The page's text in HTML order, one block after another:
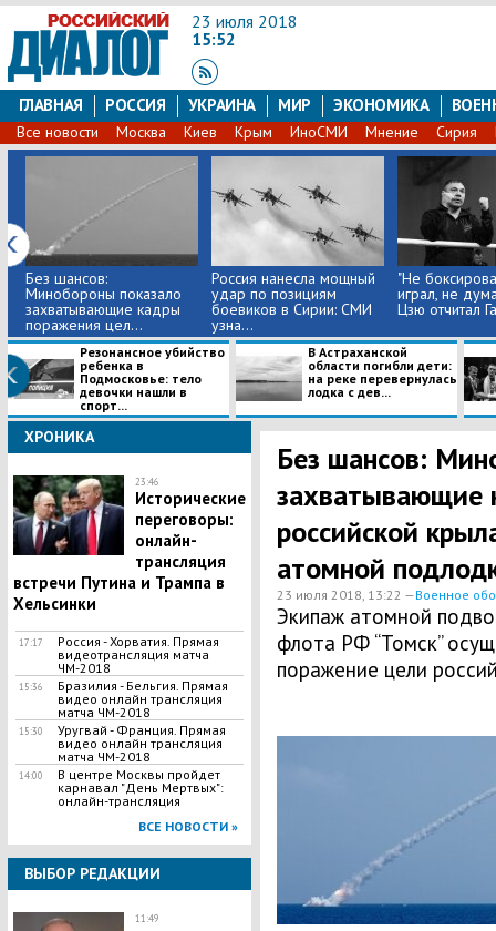
23 июля 2018
15:52
ГЛАВНАЯ РОССИЯ УКРАИНА МИР ЭКОНОМИКА
Все новости Москва Киев Крым ИноСМИ Мнение Сирия
Без шансов:
Минобороны показало
захватывающие кадры
поражения цел...
Россия нанесла мощный
удар по позициям
боевиков в Сирии: СМИ
узна...
"Не
играл, не
Цзю отчитал
Резонансное убийство
ребенка в
Подмосковье: тело
девочки нашли в
спорт...
В Астраханской
области погибли дети:
на реке перевернулась
лодка с дев...
ХРОНИКА
23:46
Исторические
переговоры:
онлайн-
трансляция
встречи Путина и Трампа в
Хельсинки
17:17
Россия - Хорватия. Прямая
видеотрансляция матча
ЧМ-2018
15:36
Бразилия - Бельгия. Прямая
видео онлайн трансляция
матча ЧМ-2018
15:30
Уругвай - Франция. Прямая
видео онлайн трансляция
матча ЧМ-2018
14:00
В центре Москвы пройдет
карнавал "День Мертвых":
онлайн-трансляция
ВСЕ НОВОСТИ »
ВЫБОР РЕДАКЦИИ
11:49
Без шансов:
захватывающие
российской
атомной
23 июля 2018, 13:22 —Военное
Экипаж атомной
флота РФ “Томск”
поражение цели